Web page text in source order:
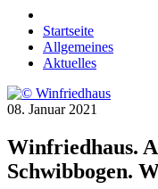
Startseite
Allgemeines
Aktuelles
08. Januar 2021
Winfriedhaus.
Schwibbogen.